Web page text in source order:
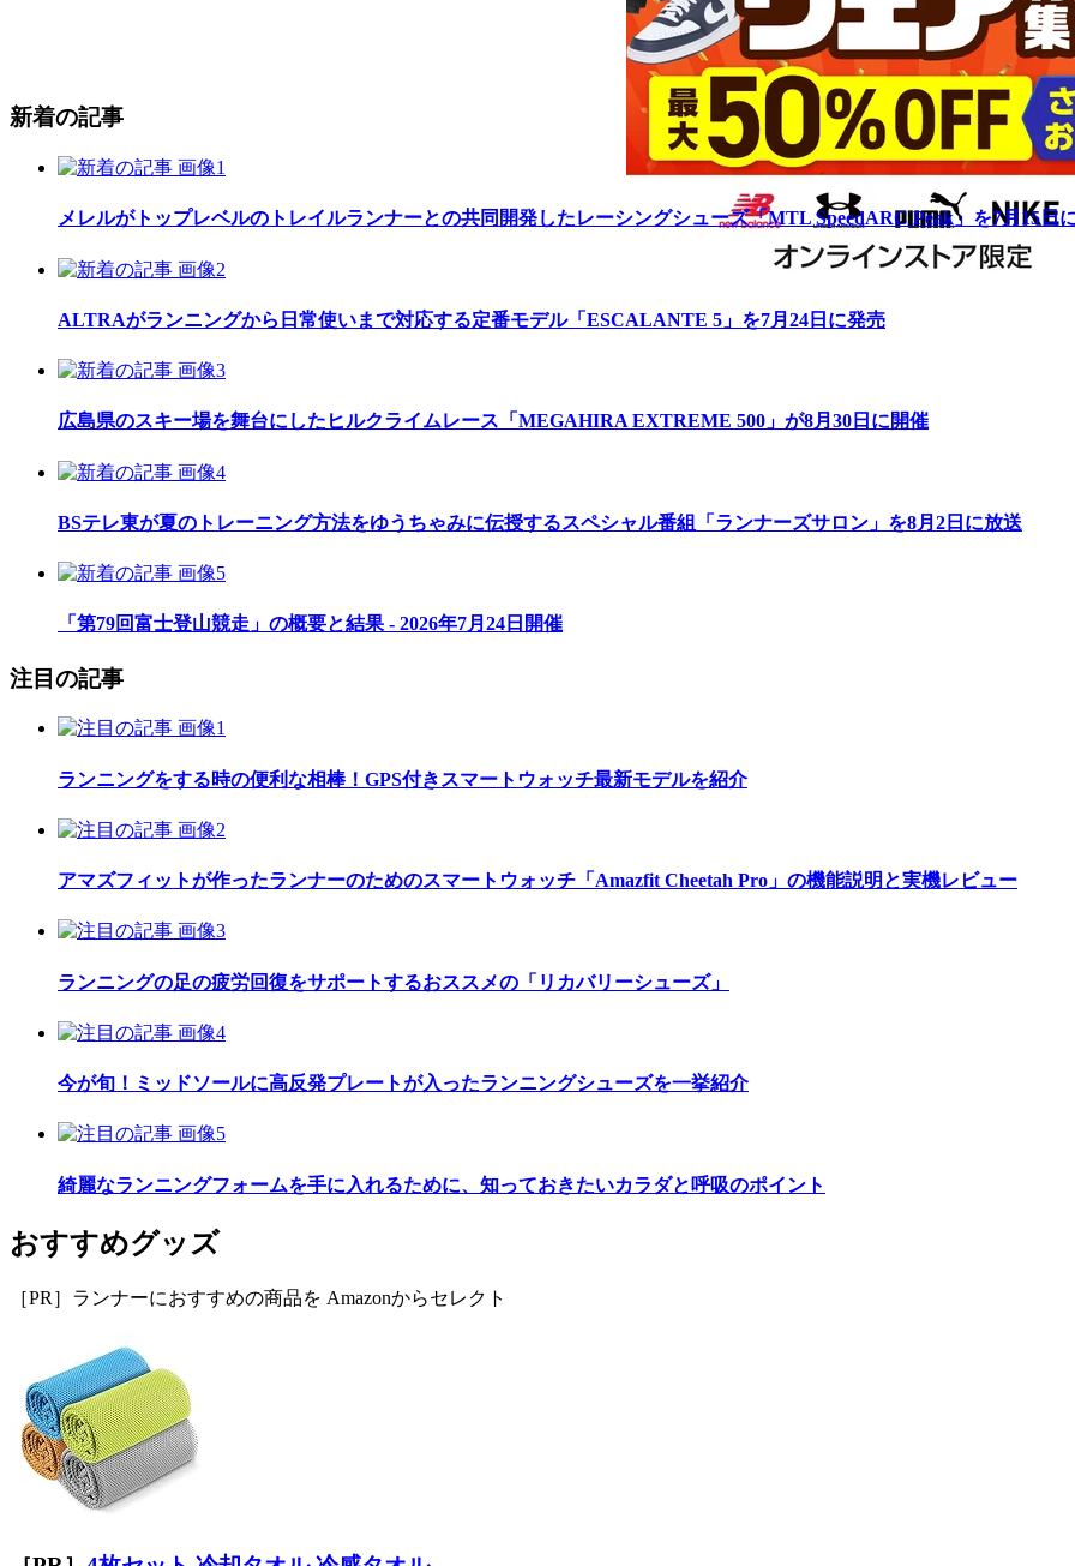
新着の記事
メレルがトップレベルのトレイルランナーとの共同開発したレーシングシューズ「MTL SpeedARC Peak」を7月15日
ALTRAがランニングから日常使いまで対応する定番モデル「ESCALANTE 5」を7月24日に発売
広島県のスキー場を舞台にしたヒルクライムレース「MEGAHIRA EXTREME 500」が8月30日に開催
BSテレ東が夏のトレーニング方法をゆうちゃみに伝授するスペシャル番組「ランナーズサロン」を8月2日に放送
「第79回富士登山競走」の概要と結果 - 2026年7月24日開催
注目の記事
ランニングをする時の便利な相棒！GPS付きスマートウォッチ最新モデルを紹介
アマズフィットが作ったランナーのためのスマートウォッチ「Amazfit Cheetah Pro」の機能説明と実機レビュー
ランニングの足の疲労回復をサポートするおススメの「リカバリーシューズ」
今が旬！ミッドソールに高反発プレートが入ったランニングシューズを一挙紹介
綺麗なランニングフォームを手に入れるために、知っておきたいカラダと呼吸のポイント
おすすめグッズ
［PR］ランナーにおすすめの商品を Amazonからセレクト